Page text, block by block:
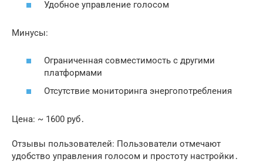
Удобное управление голосом
Минусы:
Ограниченная совместимость с другими
платформами
Отсутствие мониторинга энергопотребления
Цена: ~ 1600 руб․
Отзывы пользователей: Пользователи отмечают
удобство управления голосом и простоту настройки․